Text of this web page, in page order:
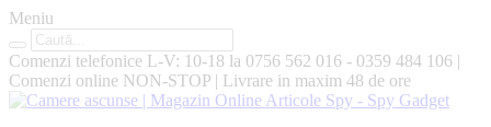
Meniu
Comenzi telefonice L-V: 10-18 la 0756 562 016 - 0359 484 106 |
Comenzi online NON-STOP | Livrare in maxim 48 de ore